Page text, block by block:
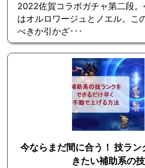
2022佐賀コラボガチャ第二段
はオルロワージュとノエル。こ
べきか引かざ･･･
今ならまだ間に合う！ 技ラン
きたい補助系の技